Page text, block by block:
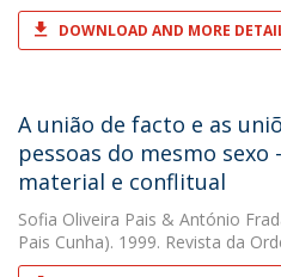
DOWNLOAD AND MORE
A união de facto e as
pessoas do mesmo
material e conflitual
Sofia Oliveira Pais & António
Pais Cunha). 1999. Revista da